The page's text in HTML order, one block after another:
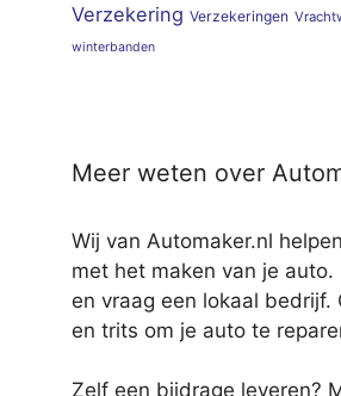
Verzekering Verzekeringen
winterbanden
Meer weten over
Wij van Automaker.nl
met het maken van je auto.
en vraag een lokaal bedrijf.
en trits om je auto te
Zelf een bijdrage leveren?